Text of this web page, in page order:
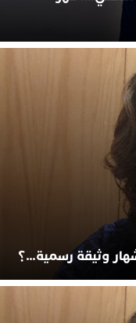
وثيقة رسمية…؟